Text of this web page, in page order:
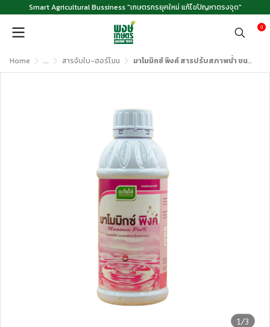
Smart Agricultural Bussiness "เกษตรกรยุคใหม่ แก้ไขปัญหาตรงจุด"
0
Home ... สารจับใบ-ฮอร์โมน มาโมมิกซ์ พิงค์ สารปรับสภาพน้ำ ขนาด 1 ลิตร
1/3